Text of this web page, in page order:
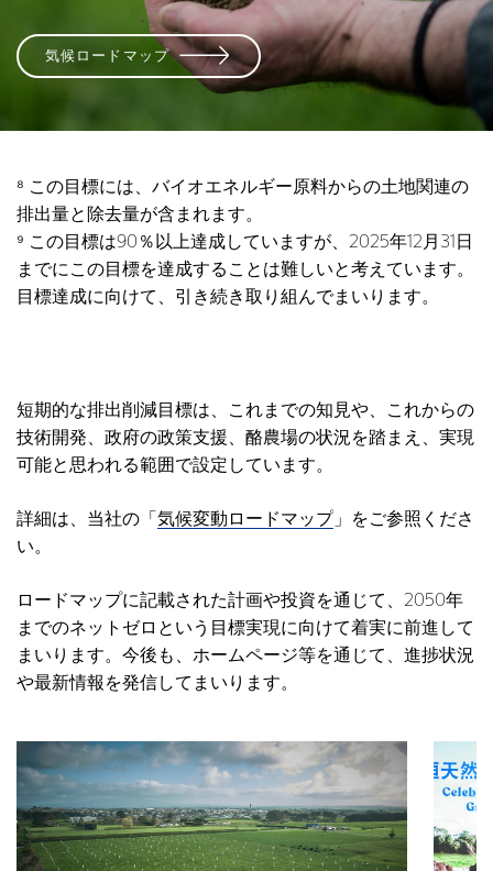
気候ロードマップ
⁸ この目標には、バイオエネルギー原料からの土地関連の
排出量と除去量が含まれます。
⁹ この目標は90％以上達成していますが、2025年12月31日
までにこの目標を達成することは難しいと考えています。
目標達成に向けて、引き続き取り組んでまいります。
短期的な排出削減目標は、これまでの知見や、これからの
技術開発、政府の政策支援、酪農場の状況を踏まえ、実現
可能と思われる範囲で設定しています。
詳細は、当社の「 気候変動ロードマップ 」をご参照くださ
い。
ロードマップに記載された計画や投資を通じて、2050年
までのネットゼロという目標実現に向けて着実に前進して
まいります。今後も、ホームページ等を通じて、進捗状況
や最新情報を発信してまいります。